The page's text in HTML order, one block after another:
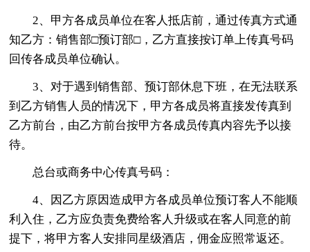
2、甲方各成员单位在客人抵店前，通过传真方式通
知乙方：销售部□预订部□，乙方直接按订单上传真号码
回传各成员单位确认。
3、对于遇到销售部、预订部休息下班，在无法联系
到乙方销售人员的情况下，甲方各成员将直接发传真到
乙方前台，由乙方前台按甲方各成员传真内容先予以接
待。
总台或商务中心传真号码：
4、因乙方原因造成甲方各成员单位预订客人不能顺
利入住，乙方应负责免费给客人升级或在客人同意的前
提下，将甲方客人安排同星级酒店，佣金应照常返还。